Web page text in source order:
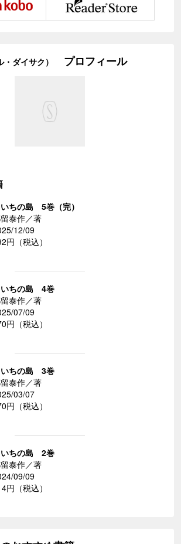
・ダイサク） プロフィール
ちの島 5巻（完）
泰作／著
12/09
円（税込）
いちの島 4巻
泰作／著
07/09
円（税込）
いちの島 3巻
泰作／著
03/07
円（税込）
いちの島 2巻
泰作／著
09/09
円（税込）